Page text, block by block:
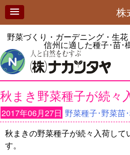
株
野菜づくり・ガーデニング・生花
信州に適した種子･苗･
秋まき野菜種子が続々
2017年06月27日 野菜種子･野菜苗
秋まきの野菜種子が続々入荷して
す。